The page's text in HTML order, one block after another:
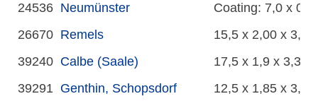
24536 Neumünster
Coating: 7,0 x 0,5
26670 Remels
15,5 x 2,00 x 3,50
39240 Calbe (Saale)
17,5 x 1,9 x 3,3 m
39291 Genthin, Schopsdorf
12,5 x 1,85 x 3,25